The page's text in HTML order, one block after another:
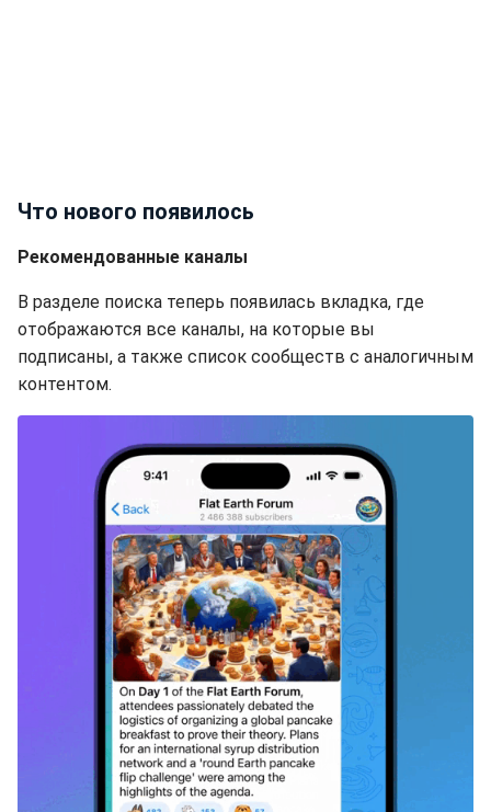
Что нового появилось
Рекомендованные каналы
В разделе поиска теперь появилась вкладка, где
отображаются все каналы, на которые вы
подписаны, а также список сообществ с аналогичным
контентом.